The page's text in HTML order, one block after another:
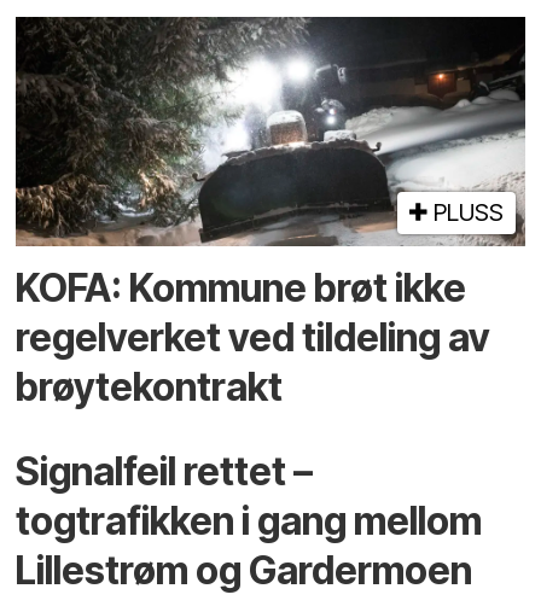
PLUSS
KOFA: Kommune brøt ikke
regelverket ved tildeling av
brøytekontrakt
Signalfeil rettet –
togtrafikken i gang mellom
Lillestrøm og Gardermoen